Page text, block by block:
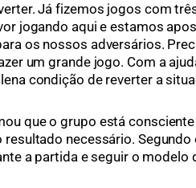
Já fizemos jogos com
jogando aqui e estamos
os nossos adversários.
um grande jogo. Com a
condição de reverter a
que o grupo está
necessário. Segundo
a partida e seguir o modelo